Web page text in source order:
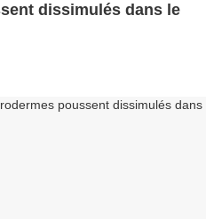
dissimulés dans le